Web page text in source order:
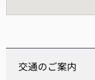
交通のご案内